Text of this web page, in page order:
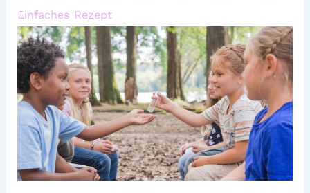
Einfaches Rezept